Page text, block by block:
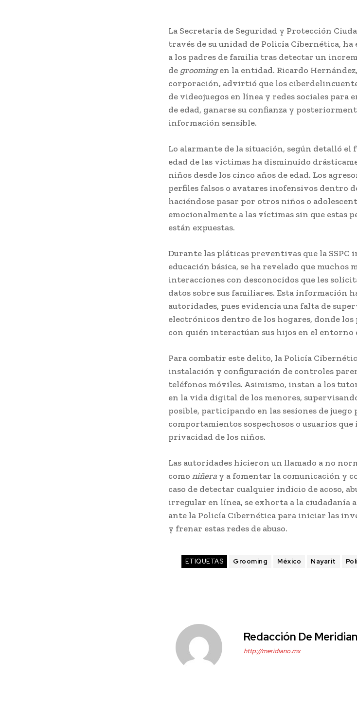
La Secretaría de Seguridad y Protección
través de su unidad de Policía Cibernética,
a los padres de familia tras detectar un
de groomingen la entidad. Ricardo
corporación, advirtió que los
de videojuegos en línea y redes sociales para
de edad, ganarse su confianza y
información sensible.
Lo alarmante de la situación, según detalló el
edad de las víctimas ha disminuido
niños desde los cinco años de edad. Los
perfiles falsos o avatares inofensivos dentro
haciéndose pasar por otros niños o
emocionalmente a las víctimas sin que estas
están expuestas.
Durante las pláticas preventivas que la SSPC
educación básica, se ha revelado que
interacciones con desconocidos que les
datos sobre sus familiares. Esta información
autoridades, pues evidencia una falta de
electrónicos dentro de los hogares, donde los
con quién interactúan sus hijos en el
Para combatir este delito, la Policía
instalación y configuración de controles
teléfonos móviles. Asimismo, instan a los
en la vida digital de los menores,
posible, participando en las sesiones de
comportamientos sospechosos o usuarios
privacidad de los niños.
Las autoridades hicieron un llamado a no
como niñera y a fomentar la comunicación y
caso de detectar cualquier indicio de acoso,
irregular en línea, se exhorta a la ciudadanía
ante la Policía Cibernética para iniciar las
y frenar estas redes de abuso.
ETIQUETAS Grooming México Nayarit
Redacción De
http://meridiano.mx